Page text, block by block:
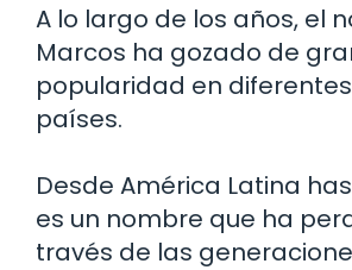
A lo largo de los años, el
Marcos ha gozado de
popularidad en
países.
Desde América Latina
es un nombre que ha
través de las